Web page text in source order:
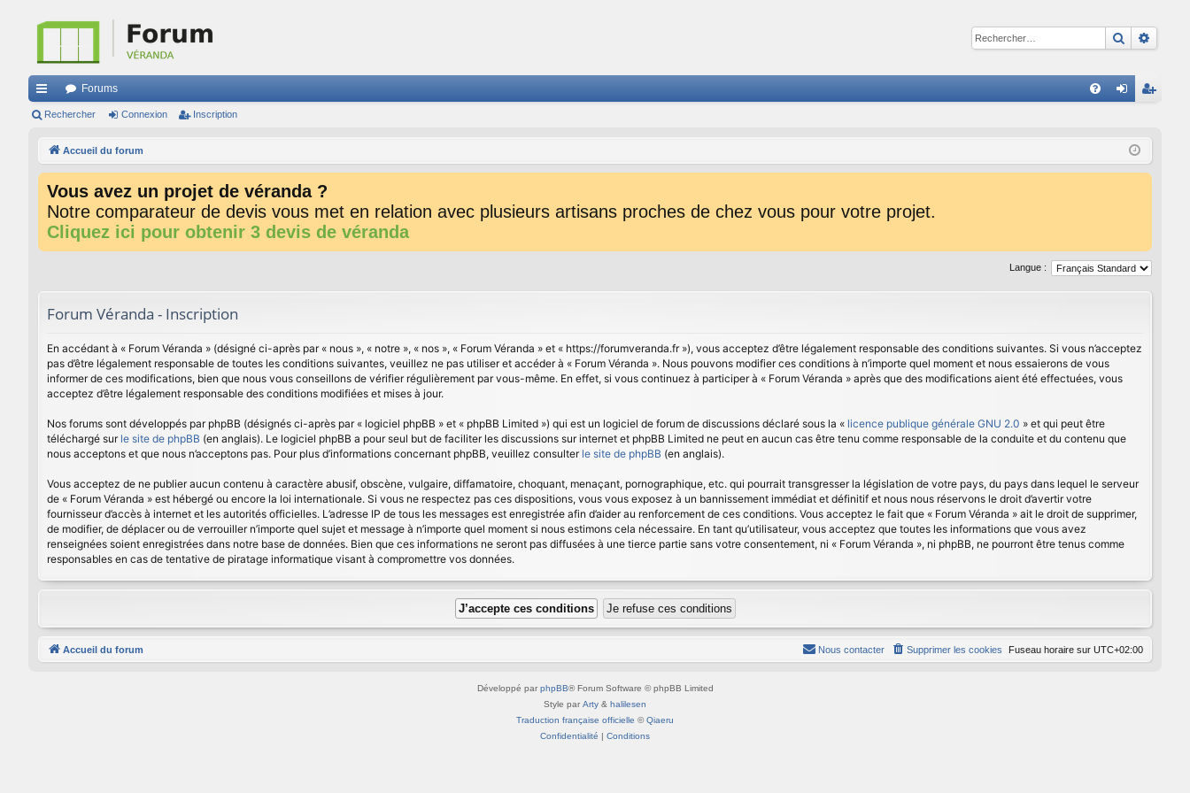
ac
Forums
cri
Rechercher Connexion Inscription
Accueil du forum
Vous avez un projet de véranda ?
Notre comparateur de devis vous met en relation avec plusieurs artisans proches de chez vous pour votre projet.
Cliquez ici pour obtenir 3 devis de véranda
Langue :
Forum Véranda - Inscription
En accédant à « Forum Véranda » (désigné ci-après par « nous », « notre », « nos », « Forum Véranda » et « https://forumveranda.fr »), vous acceptez d’être légalement responsable des conditions suivantes. Si vous n’acceptez
pas d’être légalement responsable de toutes les conditions suivantes, veuillez ne pas utiliser et accéder à « Forum Véranda ». Nous pouvons modifier ces conditions à n’importe quel moment et nous essaierons de vous
informer de ces modifications, bien que nous vous conseillons de vérifier régulièrement par vous-même. En effet, si vous continuez à participer à « Forum Véranda » après que des modifications aient été effectuées, vous
acceptez d’être légalement responsable des conditions modifiées et mises à jour.
Nos forums sont développés par phpBB (désignés ci-après par « logiciel phpBB » et « phpBB Limited ») qui est un logiciel de forum de discussions déclaré sous la « licence publique générale GNU 2.0 » et qui peut être
téléchargé sur le site de phpBB (en anglais). Le logiciel phpBB a pour seul but de faciliter les discussions sur internet et phpBB Limited ne peut en aucun cas être tenu comme responsable de la conduite et du contenu que
nous acceptons et que nous n’acceptons pas. Pour plus d’informations concernant phpBB, veuillez consulter le site de phpBB (en anglais).
Vous acceptez de ne publier aucun contenu à caractère abusif, obscène, vulgaire, diffamatoire, choquant, menaçant, pornographique, etc. qui pourrait transgresser la législation de votre pays, du pays dans lequel le serveur
de « Forum Véranda » est hébergé ou encore la loi internationale. Si vous ne respectez pas ces dispositions, vous vous exposez à un bannissement immédiat et définitif et nous nous réservons le droit d’avertir votre
fournisseur d’accès à internet et les autorités officielles. L’adresse IP de tous les messages est enregistrée afin d’aider au renforcement de ces conditions. Vous acceptez le fait que « Forum Véranda » ait le droit de supprimer,
de modifier, de déplacer ou de verrouiller n’importe quel sujet et message à n’importe quel moment si nous estimons cela nécessaire. En tant qu’utilisateur, vous acceptez que toutes les informations que vous avez
renseignées soient enregistrées dans notre base de données. Bien que ces informations ne seront pas diffusées à une tierce partie sans votre consentement, ni « Forum Véranda », ni phpBB, ne pourront être tenus comme
responsables en cas de tentative de piratage informatique visant à compromettre vos données.
Accueil du forum Fuseau horaire sur UTC+02:00
Supprimer les cookies
Nous contacter
Développé par phpBB® Forum Software © phpBB Limited
Style par Arty & halilesen
Traduction française officielle ©Qiaeru
Confidentialité | Conditions